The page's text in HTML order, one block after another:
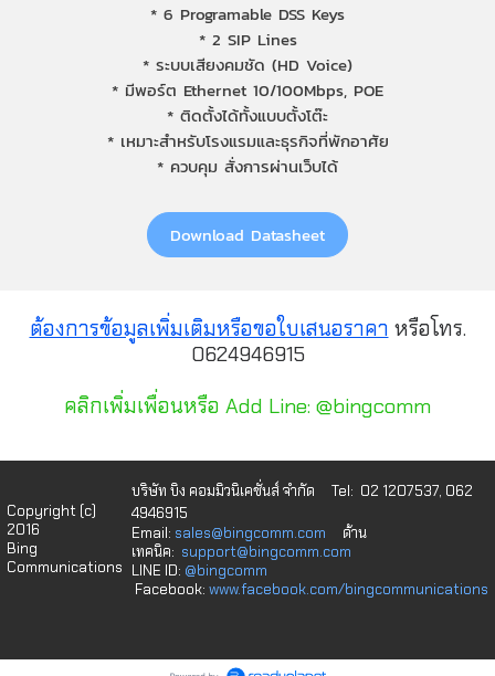
* 6 Programable DSS Keys
* 2 SIP Lines
* ระบบเสียงคมชัด (HD Voice)
* มีพอร์ต Ethernet 10/100Mbps, POE
* ติดตั้งได้ทั้งแบบตั้งโต๊ะ
* เหมาะสำหรับโรงแรมและธุรกิจที่พักอาศัย
* ควบคุม สั่งการผ่านเว็บได้
Download Datasheet
ต้องการข้อมูลเพิ่มเติมหรือขอใบเสนอราคา หรือโทร.
0624946915
คลิกเพิ่มเพื่อนหรือ Add Line: @bingcomm
Copyright (c)
2016
Bing
Communications
บริษัท บิง คอมมิวนิเคชั่นส์ จำกัด Tel: 02 1207537, 062
4946915
Email: sales@bingcomm.com ด้าน
เทคนิค: support@bingcomm.com
LINE ID: @bingcomm
Facebook: www.facebook.com/bingcommunications